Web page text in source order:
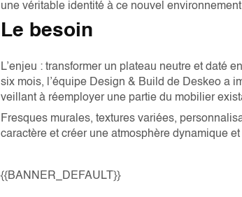
une véritable identité à ce nouvel
Le besoin
L’enjeu : transformer un plateau neutre et daté
six mois, l’équipe Design & Build de Deskeo a
veillant à réemployer une partie du mobilier
Fresques murales, textures variées,
caractère et créer une atmosphère dynamique
{{BANNER_DEFAULT}}